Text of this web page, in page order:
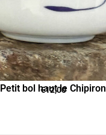
Petit bol haut le Chipiron
€12,00